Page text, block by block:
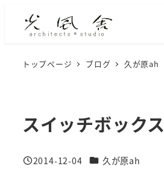
トップページ ブログ 久が原ah
スイッチボックス
投稿日
2014-12-04 カテゴリー
久が原ah